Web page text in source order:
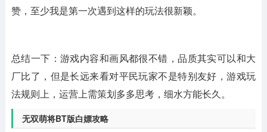
赞，至少我是第一次遇到这样的玩法很新颖。
总结一下：游戏内容和画风都很不错，品质其实可以和大
厂比了，但是长远来看对平民玩家不是特别友好，游戏玩
法规则上，运营上需策划多多思考，细水方能长久。
无双萌将BT版白嫖攻略